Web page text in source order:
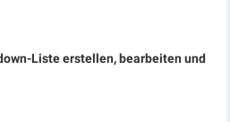
Liste erstellen, bearbeiten und